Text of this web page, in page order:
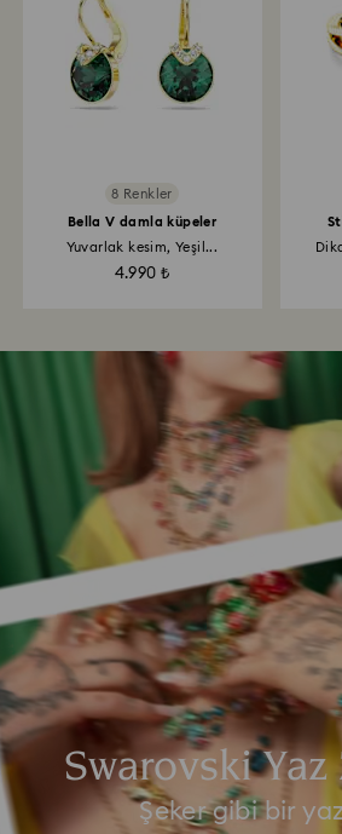
8 Renkler
Bella V damla küpeler
Yuvarlak kesim, Yeşil...
4.990 ₺
Swarovski Yaz
Şeker gibi bir